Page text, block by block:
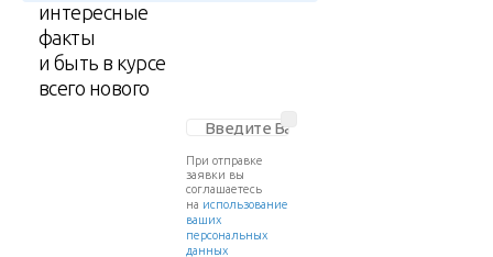
интересные
факты
и быть в курсе
всего нового
При отправке
заявки вы
соглашаетесь
на использование
ваших
персональных
данных